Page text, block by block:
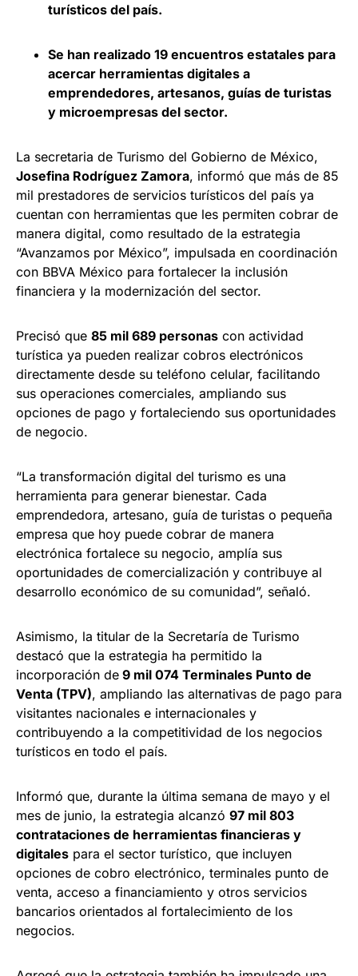
turísticos del país.
Se han realizado 19 encuentros estatales para
acercar herramientas digitales a
emprendedores, artesanos, guías de turistas
y microempresas del sector.
La secretaria de Turismo del Gobierno de México,
Josefina Rodríguez Zamora, informó que más de 85
mil prestadores de servicios turísticos del país ya
cuentan con herramientas que les permiten cobrar de
manera digital, como resultado de la estrategia
“Avanzamos por México”, impulsada en coordinación
con BBVA México para fortalecer la inclusión
financiera y la modernización del sector.
Precisó que 85 mil 689 personas con actividad
turística ya pueden realizar cobros electrónicos
directamente desde su teléfono celular, facilitando
sus operaciones comerciales, ampliando sus
opciones de pago y fortaleciendo sus oportunidades
de negocio.
“La transformación digital del turismo es una
herramienta para generar bienestar. Cada
emprendedora, artesano, guía de turistas o pequeña
empresa que hoy puede cobrar de manera
electrónica fortalece su negocio, amplía sus
oportunidades de comercialización y contribuye al
desarrollo económico de su comunidad”, señaló.
Asimismo, la titular de la Secretaría de Turismo
destacó que la estrategia ha permitido la
incorporación de 9 mil 074 Terminales Punto de
Venta (TPV), ampliando las alternativas de pago para
visitantes nacionales e internacionales y
contribuyendo a la competitividad de los negocios
turísticos en todo el país.
Informó que, durante la última semana de mayo y el
mes de junio, la estrategia alcanzó 97 mil 803
contrataciones de herramientas financieras y
digitales para el sector turístico, que incluyen
opciones de cobro electrónico, terminales punto de
venta, acceso a financiamiento y otros servicios
bancarios orientados al fortalecimiento de los
negocios.